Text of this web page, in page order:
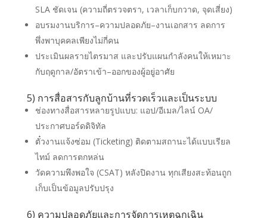
SLA ชัดเจน (ความถี่ตรวจตรา, เวลาเก็บกวาด, จุดเสี่ยง)
อบรมงานบริการ–ความปลอดภัย–งานเอกสาร ลดการ
พึ่งพาบุคคลเพียงไม่กี่คน
ประเมินผลรายไตรมาส และปรับแผนกำลังคนให้เหมาะ
กับฤดูกาล/อัตราเข้า–ออกของผู้อยู่อาศัย
5) การสื่อสารกับลูกบ้านที่รวดเร็วและเป็นระบบ
ช่องทางสื่อสารหลายรูปแบบ: แอป/อีเมล/ไลน์ OA/
ประกาศบอร์ดดิจิทัล
ตั๋วงานแจ้งซ่อม (Ticketing) ติดตามสถานะได้แบบเรียล
ไทม์ ลดการตกหล่น
วัดความพึงพอใจ (CSAT) หลังปิดงาน ทุกเสียงสะท้อนถูก
เก็บเป็นข้อมูลปรับปรุง
6) ความปลอดภัยและการจัดการเหตุฉุกเฉิน